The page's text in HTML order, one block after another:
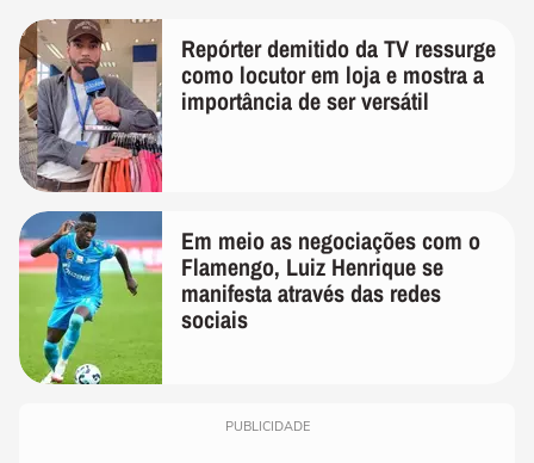
Repórter demitido da TV ressurge
como locutor em loja e mostra a
importância de ser versátil
Em meio as negociações com o
Flamengo, Luiz Henrique se
manifesta através das redes
sociais
PUBLICIDADE